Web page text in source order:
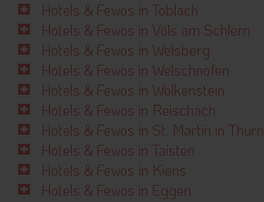
Hotels & Fewos in Toblach
Hotels & Fewos in Völs am Schlern
Hotels & Fewos in Welsberg
Hotels & Fewos in Welschnofen
Hotels & Fewos in Wolkenstein
Hotels & Fewos in Reischach
Hotels & Fewos in St. Martin in Thurn
Hotels & Fewos in Taisten
Hotels & Fewos in Kiens
Hotels & Fewos in Eggen